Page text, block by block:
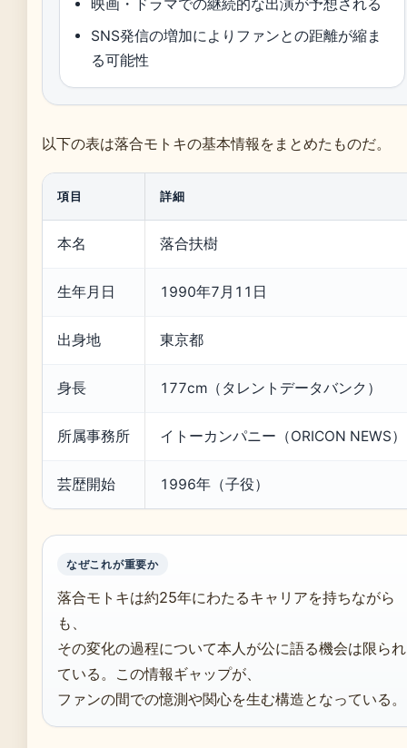
映画・ドラマでの継続的な出演が予想される
SNS発信の増加によりファンとの距離が縮ま
る可能性
以下の表は落合モトキの基本情報をまとめたものだ。
項目 詳細
本名 落合扶樹
生年月日 1990年7月11日
出身地 東京都
身長 177cm（タレントデータバンク）
所属事務所 イトーカンパニー（ORICON NEWS）
芸歴開始 1996年（子役）
なぜこれが重要か
落合モトキは約25年にわたるキャリアを持ちながら
も、
その変化の過程について本人が公に語る機会は限られ
ている。この情報ギャップが、
ファンの間での憶測や関心を生む構造となっている。